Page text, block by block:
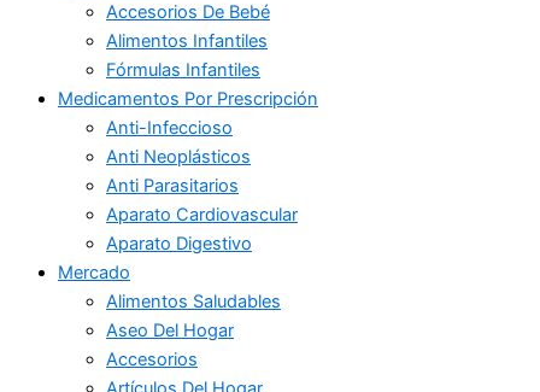
Accesorios De Bebé
Alimentos Infantiles
Fórmulas Infantiles
Medicamentos Por Prescripción
Anti-Infeccioso
Anti Neoplásticos
Anti Parasitarios
Aparato Cardiovascular
Aparato Digestivo
Mercado
Alimentos Saludables
Aseo Del Hogar
Accesorios